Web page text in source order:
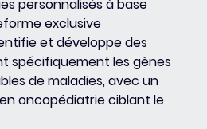
personnalisés à base
exclusive
et développe des
spécifiquement les gènes
de maladies, avec un
oncopédiatrie ciblant le